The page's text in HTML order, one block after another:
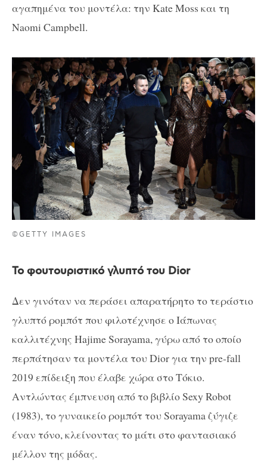
αγαπημένα του μοντέλα: την Kate Moss και τη
Naomi Campbell.
©GETTY IMAGES
Το φουτουριστικό γλυπτό του Dior
Δεν γινόταν να περάσει απαρατήρητο το τεράστιο
γλυπτό ρομπότ που φιλοτέχνησε ο Ιάπωνας
καλλιτέχνης Hajime Sorayama, γύρω από το οποίο
περπάτησαν τα μοντέλα του Dior για την pre-fall
2019 επίδειξη που έλαβε χώρα στο Τόκιο.
Αντλώντας έμπνευση από το βιβλίο Sexy Robot
(1983), το γυναικείο ρομπότ του Sorayama ζύγιζε
έναν τόνο, κλείνοντας το μάτι στο φαντασιακό
μέλλον της μόδας.